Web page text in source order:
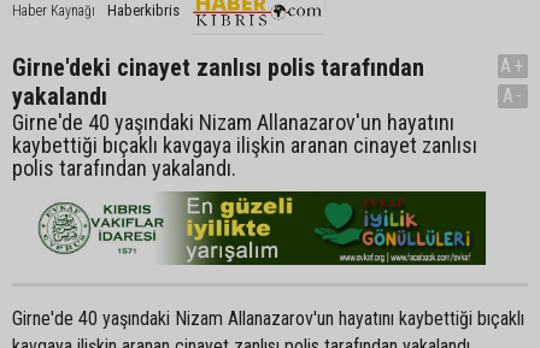
Haber Kaynağı Haberkibris
Girne'deki cinayet zanlısı polis tarafından
yakalandı
Girne'de 40 yaşındaki Nizam Allanazarov'un hayatını
kaybettiği bıçaklı kavgaya ilişkin aranan cinayet zanlısı
polis tarafından yakalandı.
A+
A-
Girne'de 40 yaşındaki Nizam Allanazarov'un hayatını kaybettiği bıçaklı